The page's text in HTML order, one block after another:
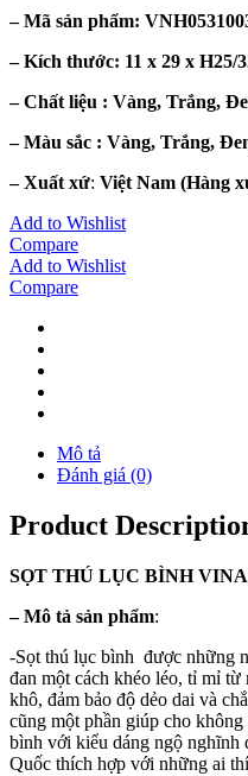
– Mã sản phẩm:
– Kích thước: 11 x 29 x H25/
– Chất liệu : Vàng, Trắng,
– Màu sắc : Vàng, Trắng,
– Xuất xứ: Việt Nam (Hàng
Add to Wishlist
Compare
Add to Wishlist
Compare
Mô tả
Đánh giá (0)
Product
SỌT THÚ LỤC BÌNH VINA
–Mô tả sản phẩm:
-Sọt thú lục bình được những
đan một cách khéo léo, tỉ mỉ
khô, đảm bảo độ dẻo dai và
cũng một phần giúp cho
bình với kiểu dáng ngộ nghĩnh
Quốc thích hợp với những ai